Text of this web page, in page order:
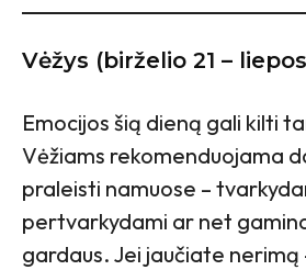
Vėžys (birželio 21 –
Emocijos šią dieną gali kilti
Vėžiams rekomenduojama
praleisti namuose –
pertvarkydami ar net
gardaus. Jei jaučiate nerimą